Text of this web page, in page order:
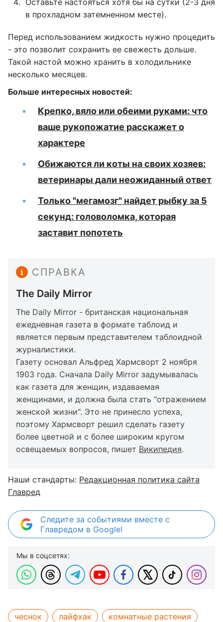
Оставьте настояться хотя бы на сутки (2-3 дня
в прохладном затемненном месте).
Перед использованием жидкость нужно процедить
- это позволит сохранить ее свежесть дольше.
Такой настой можно хранить в холодильнике
несколько месяцев.
Больше интересных новостей:
Крепко, вяло или обеими руками: что
ваше рукопожатие расскажет о
характере
Обижаются ли коты на своих хозяев:
ветеринары дали неожиданный ответ
Только "мегамозг" найдет рыбку за 5
секунд: головоломка, которая
заставит попотеть
СПРАВКА
The Daily Mirror
The Daily Mirror - британская национальная
ежедневная газета в формате таблоид и
является первым представителем таблоидной
журналистики.
Газету основал Альфред Хармсворт 2 ноября
1903 года. Сначала Daily Mirror задумывалась
как газета для женщин, издаваемая
женщинами, и должна была стать "отражением
женской жизни". Это не принесло успеха,
поэтому Хармсворт решил сделать газету
более цветной и с более широким кругом
освещаемых вопросов, пишет Википедия.
Наши стандарты: Редакционная политика сайта
Главред
Следите за событиями вместе с
Главредом в Google!
Мы в соцсетях:
чеснок лайфхак
комнатные растения